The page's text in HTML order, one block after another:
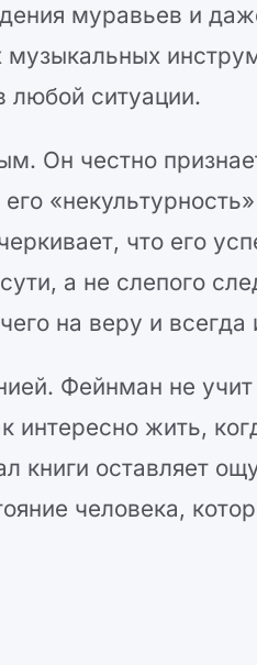
муравьев и
музыкальных
любой ситуации.
Он честно
что его
а не слепого
на веру и
Фейнман не
интересно жить,
оставляет
человека,